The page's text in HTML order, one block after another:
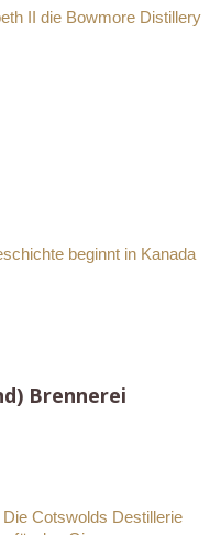
II die Bowmore Distillery
beginnt in Kanada
Brennerei
Cotswolds Destillerie